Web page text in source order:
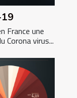
France une
Corona virus...